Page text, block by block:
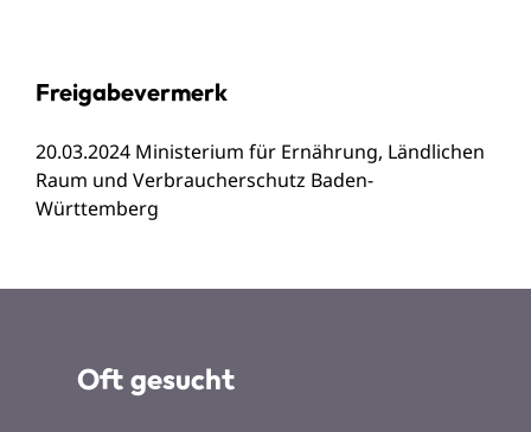
Freigabevermerk
20.03.2024 Ministerium für Ernährung, Ländlichen
Raum und Verbraucherschutz Baden-
Württemberg
Oft gesucht